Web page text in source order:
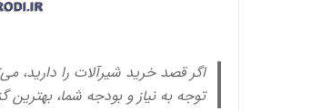
اگر قصد خرید شیرآلات را دارید،
توجه به نیاز و بودجه شما، بهترین